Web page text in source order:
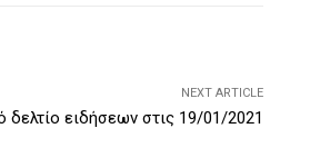
NEXT ARTICLE
δελτίο ειδήσεων στις 19/01/2021